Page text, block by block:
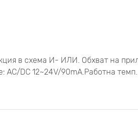
в схема И- ИЛИ. Обхват на
DC 12~24V/90mA.Работна